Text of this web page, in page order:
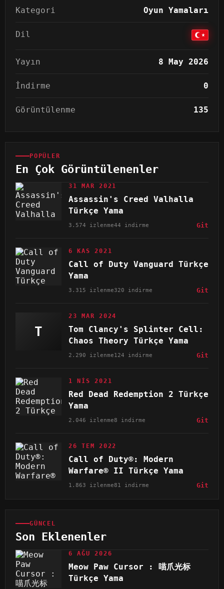
Kategori Oyun Yamaları
Dil
Yayın 8 May 2026
İndirme 0
Görüntülenme 135
POPÜLER
En Çok Görüntülenenler
31 MAR 2021
Assassin's Creed Valhalla
Türkçe Yama
3.574 izlenme44 indirme Git
6 KAS 2021
Call of Duty Vanguard Türkçe
Yama
3.315 izlenme320 indirme Git
T
23 MAR 2024
Tom Clancy's Splinter Cell:
Chaos Theory Türkçe Yama
2.290 izlenme124 indirme Git
1 NIS 2021
Red Dead Redemption 2 Türkçe
Yama
2.046 izlenme8 indirme Git
26 TEM 2022
Call of Duty®: Modern
Warfare® II Türkçe Yama
1.863 izlenme81 indirme Git
GÜNCEL
Son Eklenenler
6 AĞU 2026
Meow Paw Cursor : 喵爪光标
Türkçe Yama